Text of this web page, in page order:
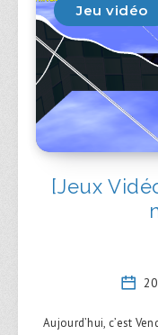
Jeu vidéo
[Jeux
Aujourd’hui, c’est